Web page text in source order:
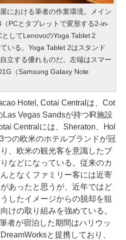
における筆者の作業環境。メイン
PCとタブレットで変形する2-in-
してLenovoのYoga Tablet 2
いる。Yoga Tablet 2はスタンド
立する優れものだ。左端はスマー
（Samsung Galaxy Note
Hotel, Cotai Centralは、Cot
Vegas Sandsが持つIR施設
Centralには、Sheraton、Hol
つの欧米のホテルブランドが冠
、欧米の観光客を意識したブ
などになっている。従来のカ
となくファミリー客には近寄
あったと思うが、近年ではど
したイメージからの脱却を狙
けの取り組みを強めている。
者が宿泊した期間はハリウッ
と提携しており、